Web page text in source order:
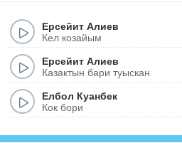
Ерсейит Алиев
Кел козайым
Ерсейит Алиев
Казактын бари туыскан
Елбол Куанбек
Кок бори